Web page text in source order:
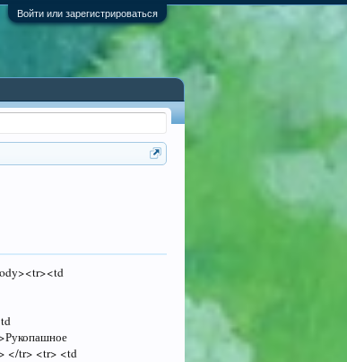
Войти или зарегистрироваться
</tr> <tr> <td